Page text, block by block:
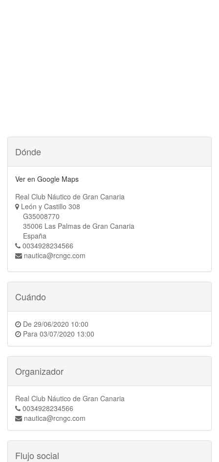
Dónde
Ver en Google Maps
Real Club Náutico de Gran Canaria
León y Castillo 308
G35008770
35006 Las Palmas de Gran Canaria
España
0034928234566
nautica@rcngc.com
Cuándo
De 29/06/2020 10:00
Para 03/07/2020 13:00
Organizador
Real Club Náutico de Gran Canaria
0034928234566
nautica@rcngc.com
Flujo social